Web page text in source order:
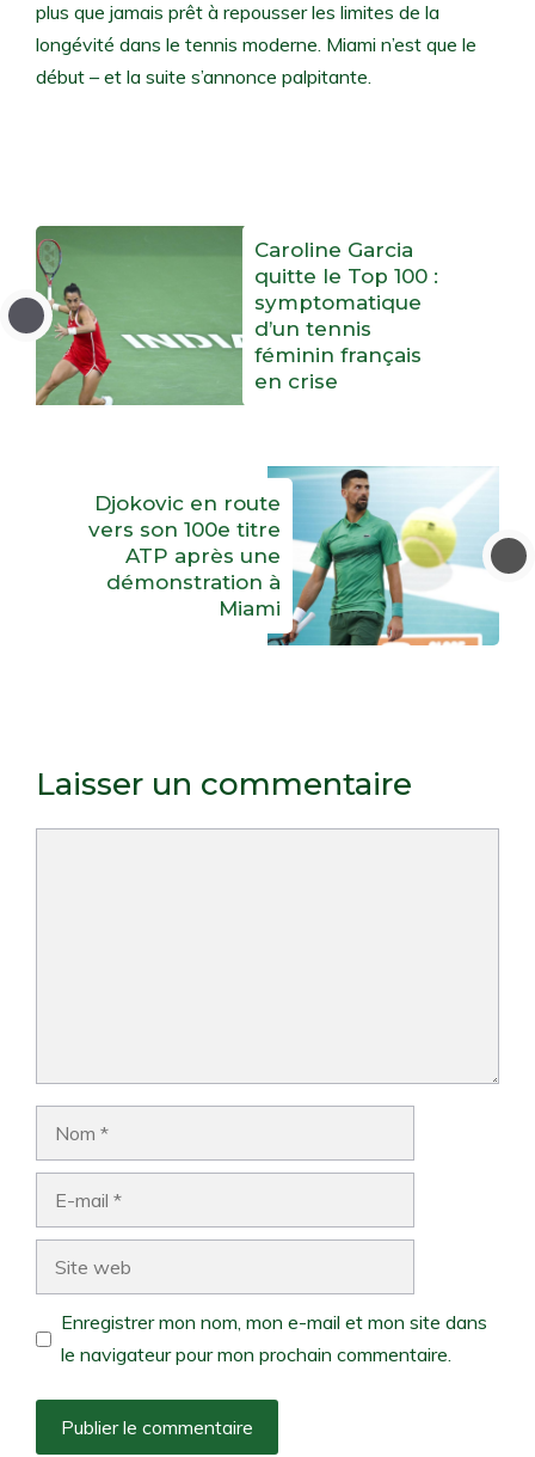
plus que jamais prêt à repousser les limites de la
longévité dans le tennis moderne. Miami n’est que le
début – et la suite s’annonce palpitante.
Caroline Garcia
quitte le Top 100 :
symptomatique
d’un tennis
féminin français
en crise
Djokovic en route
vers son 100e titre
ATP après une
démonstration à
Miami
Laisser un commentaire
Enregistrer mon nom, mon e-mail et mon site dans
le navigateur pour mon prochain commentaire.